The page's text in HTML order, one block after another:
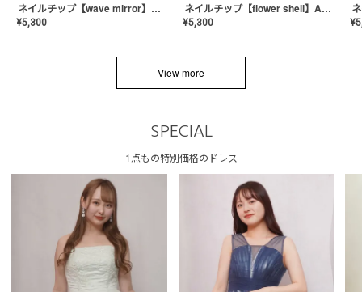
ネイルチップ【wave mirror】AE-CONA-04
¥5,300
ネイルチップ【flower shell】AE-CONA-03
¥5,300 ¥
View more
SPECIAL
1点もの特別価格のドレス